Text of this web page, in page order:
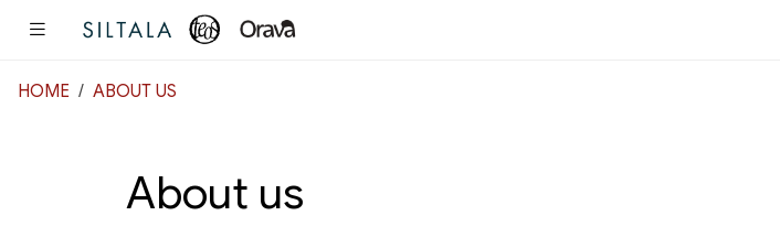
HOME ABOUT US
About us